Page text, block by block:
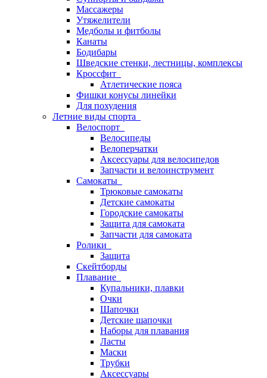
Массажеры
Утяжелители
Медболы и фитболы
Канаты
Бодибары
Шведские стенки, лестницы, комплексы
Кроссфит
Атлетические пояса
Фишки конусы линейки
Для похудения
Летние виды спорта
Велоспорт
Велосипеды
Велоперчатки
Аксессуары для велосипедов
Запчасти и велоинструмент
Самокаты
Трюковые самокаты
Детские самокаты
Городские самокаты
Защита для самоката
Запчасти для самоката
Ролики
Защита
Скейтборды
Плавание
Купальники, плавки
Очки
Шапочки
Детские шапочки
Наборы для плавания
Ласты
Маски
Трубки
Аксессуары